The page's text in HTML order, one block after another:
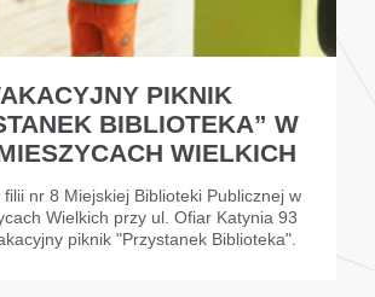
PIKNIK
BIBLIOTEKA” W
WIELKICH
nr 8 Miejskiej Biblioteki Publicznej w
Wielkich przy ul. Ofiar Katynia 93
piknik "Przystanek Biblioteka".